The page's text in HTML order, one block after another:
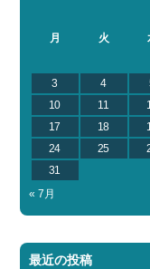
月
火
3
4
10
11
17
18
24
25
31
« 7月
最近の投稿